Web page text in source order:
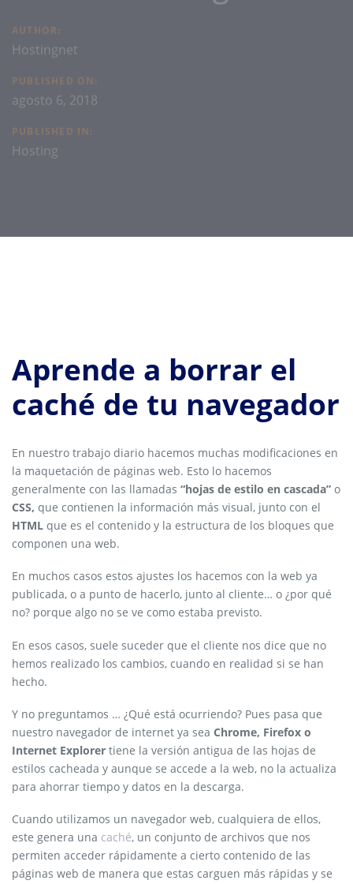
AUTHOR:
Hostingnet
PUBLISHED ON:
agosto 6, 2018
PUBLISHED IN:
Hosting
Aprende a borrar el
caché de tu navegador
En nuestro trabajo diario hacemos muchas modificaciones en
la maquetación de páginas web. Esto lo hacemos
generalmente con las llamadas “hojas de estilo en cascada” o
CSS, que contienen la información más visual, junto con el
HTML que es el contenido y la estructura de los bloques que
componen una web.
En muchos casos estos ajustes los hacemos con la web ya
publicada, o a punto de hacerlo, junto al cliente… o ¿por qué
no? porque algo no se ve como estaba previsto.
En esos casos, suele suceder que el cliente nos dice que no
hemos realizado los cambios, cuando en realidad si se han
hecho.
Y no preguntamos … ¿Qué está ocurriendo? Pues pasa que
nuestro navegador de internet ya sea Chrome, Firefox o
Internet Explorer tiene la versión antigua de las hojas de
estilos cacheada y aunque se accede a la web, no la actualiza
para ahorrar tiempo y datos en la descarga.
Cuando utilizamos un navegador web, cualquiera de ellos,
este genera una caché, un conjunto de archivos que nos
permiten acceder rápidamente a cierto contenido de las
páginas web de manera que estas carguen más rápidas y se